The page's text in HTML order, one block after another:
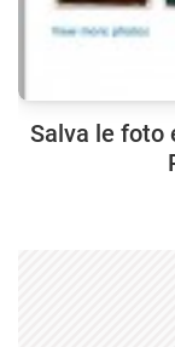
Salva le foto